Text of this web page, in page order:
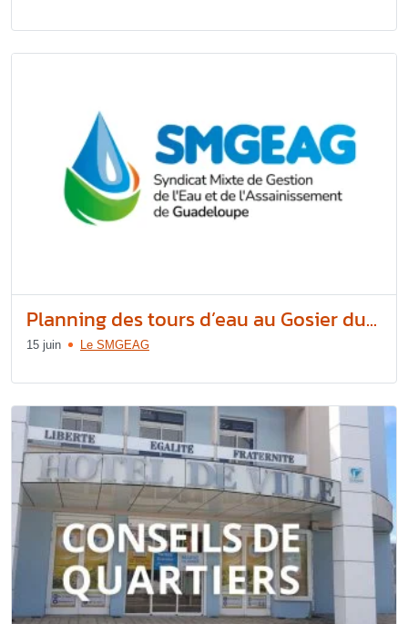
Planning des tours d’eau au Gosier du...
15 juin Le SMGEAG